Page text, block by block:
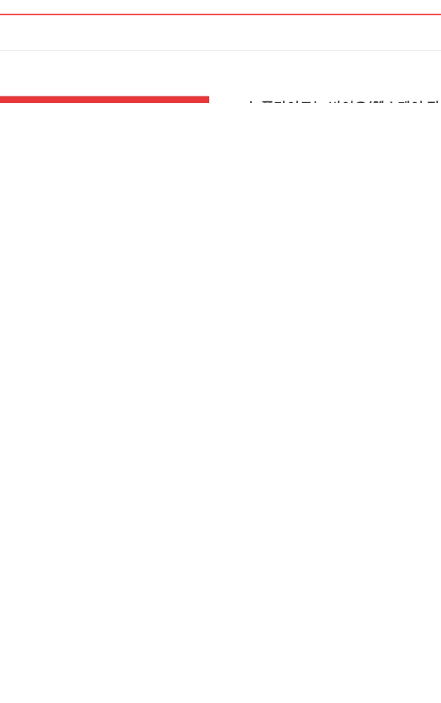
뉴플라이트는 바이오/헬스케어